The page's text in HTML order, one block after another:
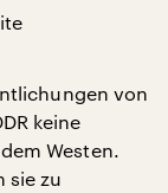
von
keine
Westen.
sie zu